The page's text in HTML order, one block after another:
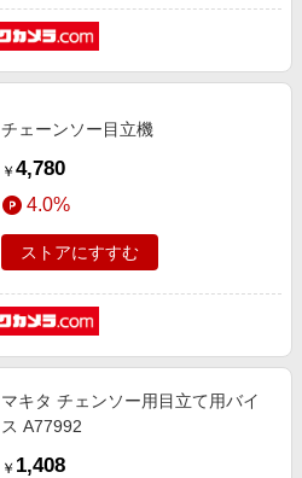
チェーンソー目立機
￥ 4,780
4.0%
ストアにすすむ
マキタ チェンソー用目立て用バイ
ス A77992
￥ 1,408